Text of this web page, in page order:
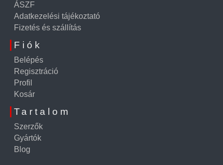
ÁSZF
Adatkezelési tájékoztató
Fizetés és szállítás
Fiók
Belépés
Regisztráció
Profil
Kosár
Tartalom
Szerzők
Gyártók
Blog